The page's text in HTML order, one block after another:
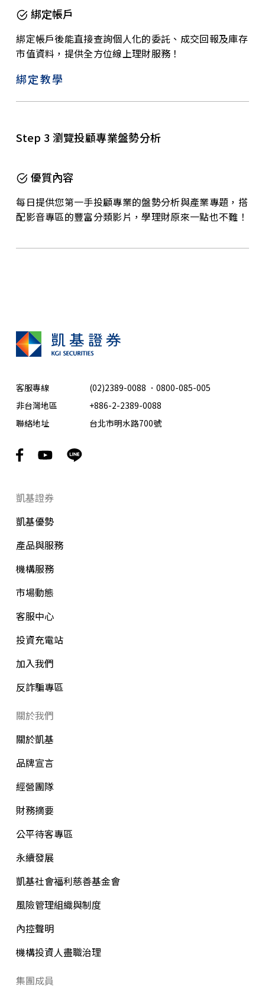
綁定帳戶
綁定帳戶後能直接查詢個人化的委託、成交回報及庫存
市值資料，提供全方位線上理財服務！
綁定教學
Step 3 瀏覽投顧專業盤勢分析
優質內容
每日提供您第一手投顧專業的盤勢分析與產業專題，搭
配影音專區的豐富分類影片，學理財原來一點也不難！
客服專線 (02)2389-0088 ． 0800-085-005
非台灣地區
+886-2-2389-0088
聯絡地址
台北市明水路700號
凱基證券
凱基優勢
產品與服務
機構服務
市場動態
客服中心
投資充電站
加入我們
反詐騙專區
關於我們
關於凱基
品牌宣言
經營團隊
財務摘要
公平待客專區
永續發展
凱基社會福利慈善基金會
風險管理組織與制度
內控聲明
機構投資人盡職治理
集團成員